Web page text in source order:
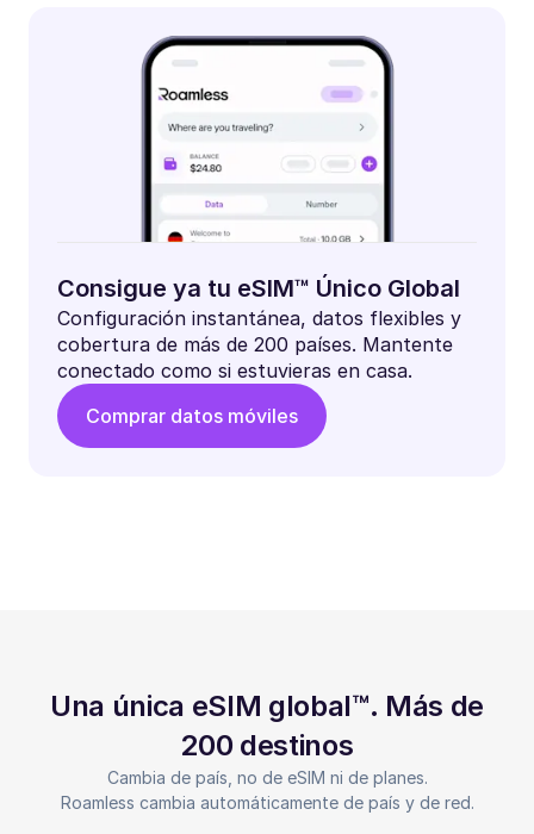
Consigue ya tu eSIM™ Único Global
Configuración instantánea, datos flexibles y
cobertura de más de 200 países. Mantente
conectado como si estuvieras en casa.
Comprar datos móviles
Una única eSIM global™. Más de
200 destinos
Cambia de país, no de eSIM ni de planes.
Roamless cambia automáticamente de país y de red.